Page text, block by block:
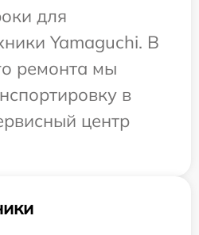
для
Yamaguchi. В
ремонта мы
в
центр